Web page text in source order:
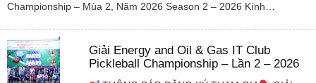
Championship – Mùa 2, Năm 2026 Season 2 – 2026 Kính…
Giải Energy and Oil & Gas IT Club
Pickleball Championship – Lần 2 – 2026